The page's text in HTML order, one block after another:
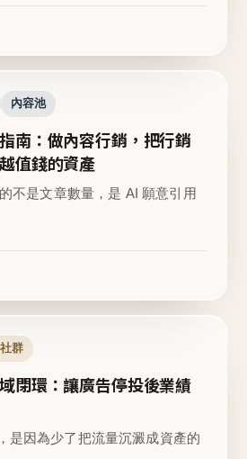
內容池
南：做內容行銷，把行銷
值錢的資產
不是文章數量，是 AI 願意引用
群
閉環：讓廣告停投後業績
是因為少了把流量沉澱成資產的